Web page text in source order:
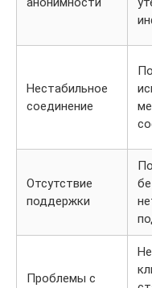
Нестабильное
соединение
Отсутствие
поддержки
Проблемы с